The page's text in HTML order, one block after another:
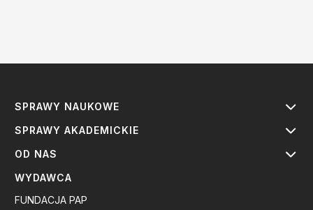
SPRAWY NAUKOWE
SPRAWY AKADEMICKIE
OD NAS
WYDAWCA
FUNDACJA PAP